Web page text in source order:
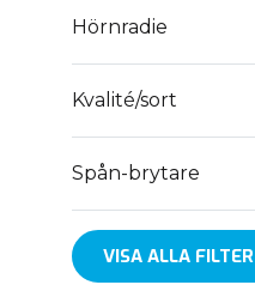
Hörnradie
Kvalité/sort
Spån-brytare
VISA ALLA FILTER